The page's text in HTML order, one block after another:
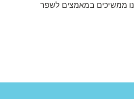
ממשיכים במאמצים לשפר